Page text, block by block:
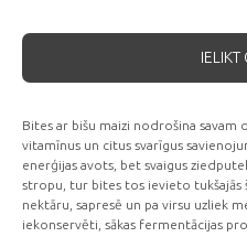
IELIKT
Bites ar bišu maizi nodrošina savam
vitamīnus un citus svarīgus
enerģijas avots, bet svaigus
stropu, tur bites tos ievieto tukšajās
nektāru, sapresē un pa virsu uzliek
iekonservēti, sākas fermentācijas